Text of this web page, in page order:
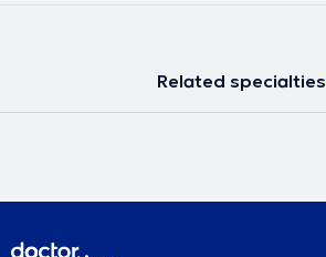
Related specialties